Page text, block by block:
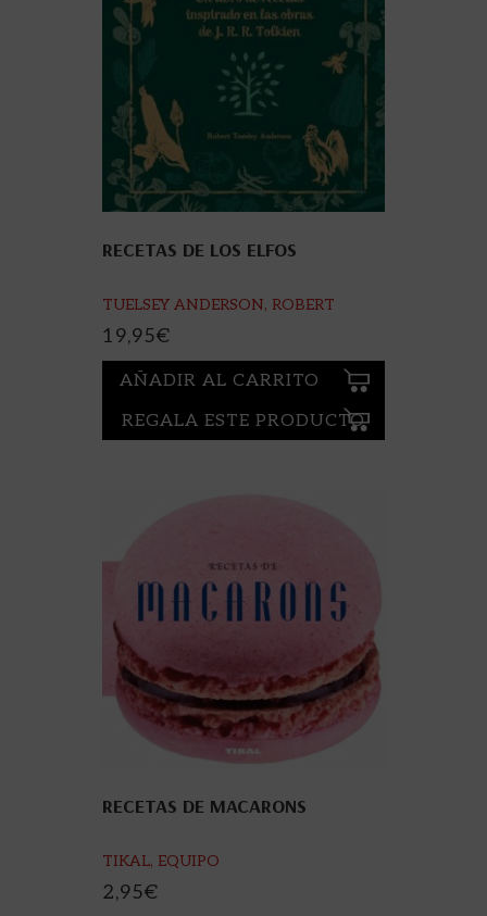
RECETAS DE LOS ELFOS
TUELSEY ANDERSON, ROBERT
19,95€
AÑADIR AL CARRITO
REGALA ESTE PRODUCTO
RECETAS DE MACARONS
TIKAL, EQUIPO
2,95€